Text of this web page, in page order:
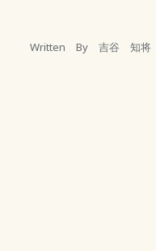
Written By 吉谷 知将